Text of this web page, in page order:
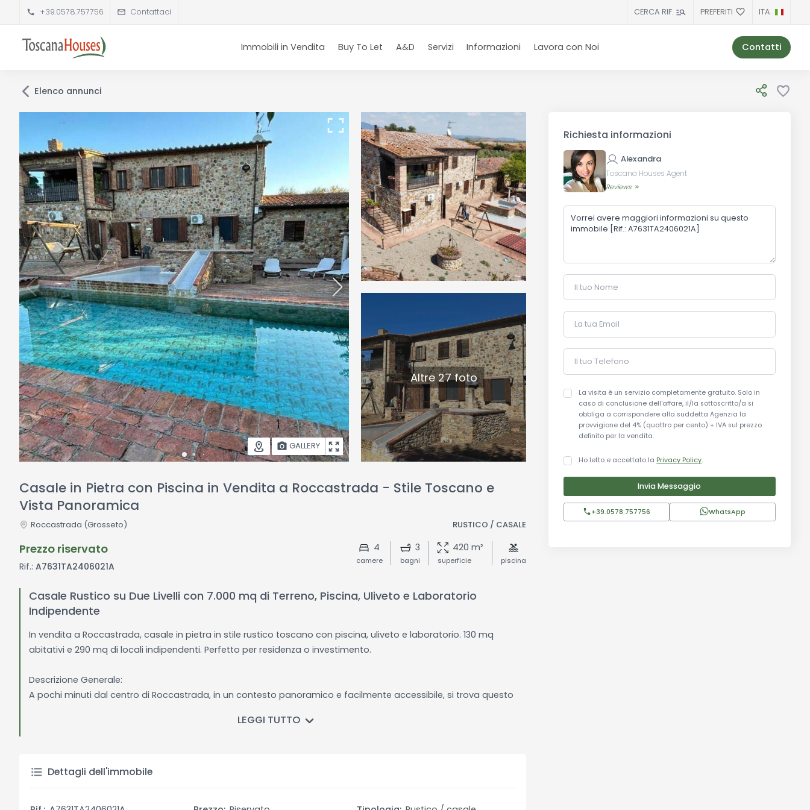
+39.0578.757756 Contattaci CERCA RIF. PREFERITI ITA
Immobili in Vendita Buy To Let A&D Servizi Informazioni Lavora con Noi Contatti
Elenco annunci
GALLERY
Altre 27 foto
Casale in Pietra con Piscina in Vendita a Roccastrada - Stile Toscano e
Vista Panoramica
Roccastrada (Grosseto) RUSTICO / CASALE
Prezzo riservato
Rif.: A7631TA2406021A
4
camere
3
bagni
420 m²
superficie piscina
Casale Rustico su Due Livelli con 7.000 mq di Terreno, Piscina, Uliveto e Laboratorio
Indipendente
In vendita a Roccastrada, casale in pietra in stile rustico toscano con piscina, uliveto e laboratorio. 130 mq
abitativi e 290 mq di locali indipendenti. Perfetto per residenza o investimento.
Descrizione Generale:
A pochi minuti dal centro di Roccastrada, in un contesto panoramico e facilmente accessibile, si trova questo
semicollinare di circa 7.000 mq, include un’abitazione principale al primo piano, una piscina di circa 40 mq e un
investimento, grazie alla sua vicinanza al mare e a località turistiche come Castiglione della Pescaia, Punta Ala e
Follonica.
LEGGI TUTTO
Dettagli dell'immobile
Richiesta informazioni
Alexandra
Toscana Houses Agent
Reviews
Il tuo Nome
La tua Email
Il tuo Telefono
La visita è un servizio completamente gratuito. Solo in
caso di conclusione dell'affare, il/la sottoscritto/a si
obbliga a corrispondere alla suddetta Agenzia la
provvigione del 4% (quattro per cento) + IVA sul prezzo
definito per la vendita.
Ho letto e accettato la Privacy Policy.
Invia Messaggio
+39.0578.757756 WhatsApp